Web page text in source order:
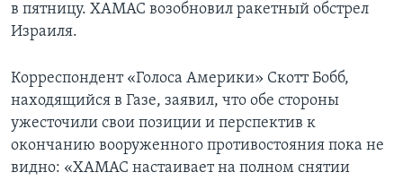
в пятницу. ХАМАС возобновил ракетный обстрел
Израиля.
Корреспондент «Голоса Америки» Скотт Бобб,
находящийся в Газе, заявил, что обе стороны
ужесточили свои позиции и перспектив к
окончанию вооруженного противостояния пока не
видно: «ХАМАС настаивает на полном снятии